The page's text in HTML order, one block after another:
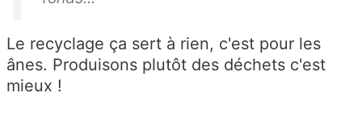
Le recyclage ça sert à rien, c'est pour les
ânes. Produisons plutôt des déchets c'est
mieux !